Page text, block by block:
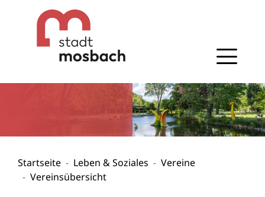
Gehe zum Navigationsbereich
Gehe zum Inhalt
Startseite Leben & Soziales
Vereine
Vereinsübersicht